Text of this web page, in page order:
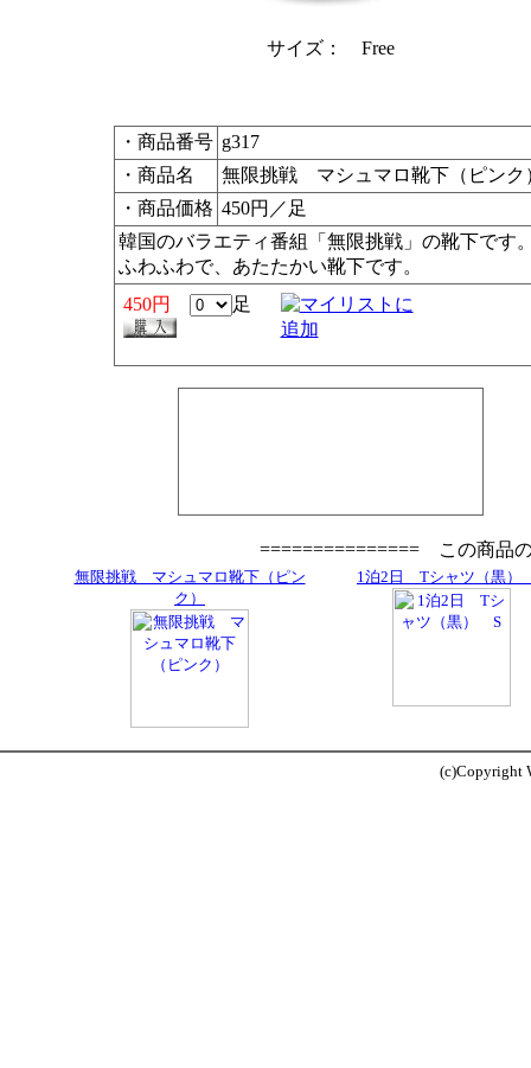
サイズ： Free
・商品番号 g317
・商品名
無限挑戦 マシュマロ靴下（ピンク
・商品価格 450円／足
韓国のバラエティ番組「無限挑戦」の靴下です
ふわふわで、あたたかい靴下です。
450円
足
=============== この商品
無限挑戦 マシュマロ靴下（ピン
ク）
1泊2日 Tシャツ（黒
(c)Copyright